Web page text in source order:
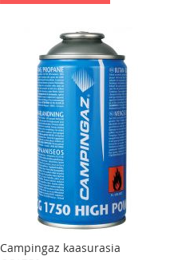
Campingaz kaasurasia